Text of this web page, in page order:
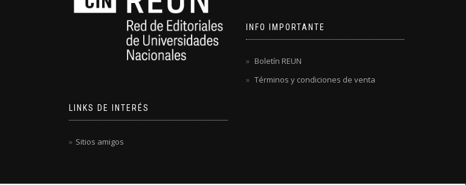
LINKS DE INTERÉS
Sitios amigos
INFO IMPORTANTE
Boletín REUN
Términos y condiciones de venta